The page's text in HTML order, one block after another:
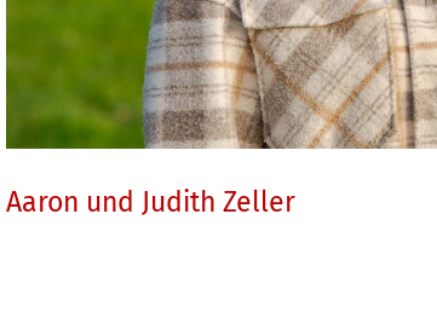
Aaron und Judith Zeller